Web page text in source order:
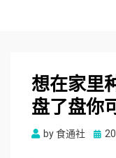
想在家里
盘了盘你
by食通社